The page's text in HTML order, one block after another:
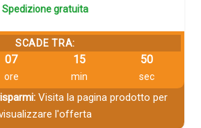
Spedizione gratuita
SCADE TRA:
07
ore
15
min
49
sec
Visita la pagina prodotto per
l'offerta